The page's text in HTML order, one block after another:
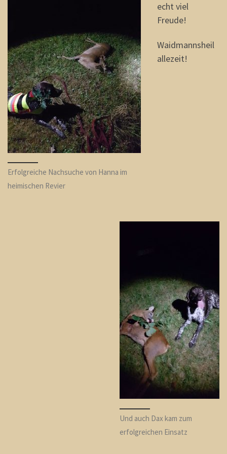
Erfolgreiche Nachsuche von Hanna im
heimischen Revier
Und auch Dax kam zum
erfolgreichen Einsatz
echt viel
Freude!
Waidmannsheil
allezeit!